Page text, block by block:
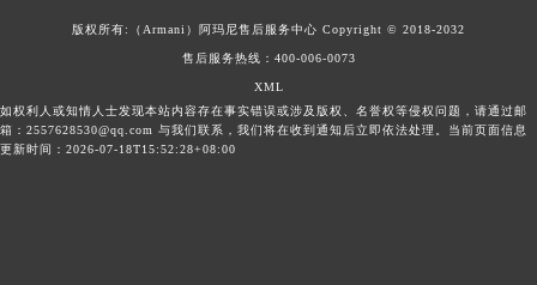
版权所有:（Armani） 阿玛尼售后服务中心 Copyright © 2018-2032
售后服务热线： 400-006-0073
XML
如权利人或知情人士发现本站内容存在事实错误或涉及版权、名誉权等侵权问题，请通过邮
箱：2557628530@qq.com 与我们联系，我们将在收到通知后立即依法处理。当前页面信息
更新时间：2026-07-18T15:52:28+08:00